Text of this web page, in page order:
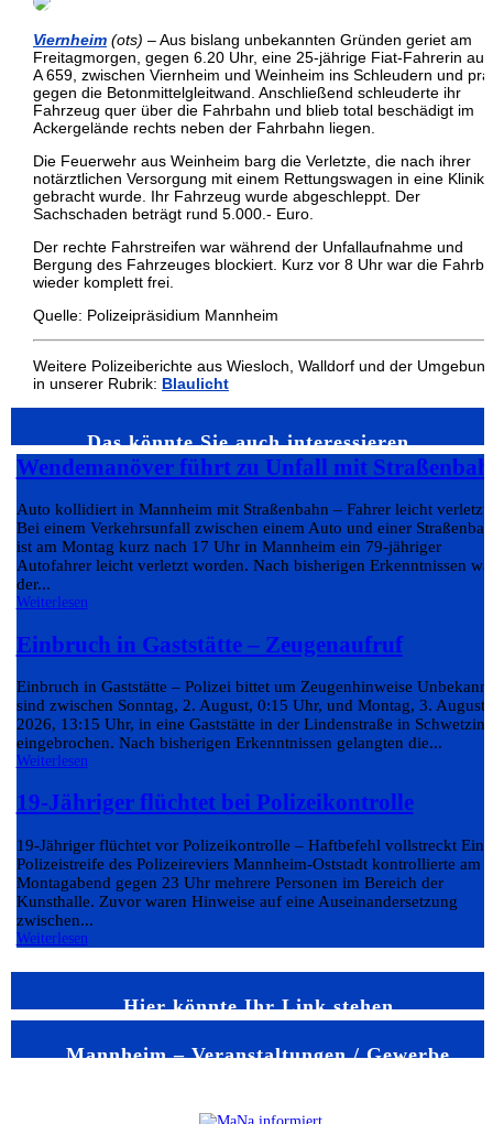
Viernheim (ots) – Aus bislang unbekannten Gründen geriet am
Freitagmorgen, gegen 6.20 Uhr, eine 25-jährige Fiat-Fahrerin auf
A 659, zwischen Viernheim und Weinheim ins Schleudern und
gegen die Betonmittelgleitwand. Anschließend schleuderte ihr
Fahrzeug quer über die Fahrbahn und blieb total beschädigt im
Ackergelände rechts neben der Fahrbahn liegen.
Die Feuerwehr aus Weinheim barg die Verletzte, die nach ihrer
notärztlichen Versorgung mit einem Rettungswagen in eine Klinik
gebracht wurde. Ihr Fahrzeug wurde abgeschleppt. Der
Sachschaden beträgt rund 5.000.- Euro.
Der rechte Fahrstreifen war während der Unfallaufnahme und
Bergung des Fahrzeuges blockiert. Kurz vor 8 Uhr war die
wieder komplett frei.
Quelle: Polizeipräsidium Mannheim
Weitere Polizeiberichte aus Wiesloch, Walldorf und der Umgebung
in unserer Rubrik: Blaulicht
Das könnte Sie auch interessieren…
Wendemanöver führt zu Unfall mit
Auto kollidiert in Mannheim mit Straßenbahn – Fahrer leicht verletzt
Bei einem Verkehrsunfall zwischen einem Auto und einer
ist am Montag kurz nach 17 Uhr in Mannheim ein 79-jähriger
Autofahrer leicht verletzt worden. Nach bisherigen Erkenntnissen
der...
Weiterlesen
Einbruch in Gaststätte – Zeugenaufruf
Einbruch in Gaststätte – Polizei bittet um Zeugenhinweise
sind zwischen Sonntag, 2. August, 0:15 Uhr, und Montag, 3. August
2026, 13:15 Uhr, in eine Gaststätte in der Lindenstraße in
eingebrochen. Nach bisherigen Erkenntnissen gelangten die...
Weiterlesen
19-Jähriger flüchtet bei Polizeikontrolle
19-Jähriger flüchtet vor Polizeikontrolle – Haftbefehl vollstreckt Eine
Polizeistreife des Polizeireviers Mannheim-Oststadt kontrollierte am
Montagabend gegen 23 Uhr mehrere Personen im Bereich der
Kunsthalle. Zuvor waren Hinweise auf eine Auseinandersetzung
zwischen...
Weiterlesen
Hier könnte Ihr Link stehen
Mannheim – Veranstaltungen / Gewerbe